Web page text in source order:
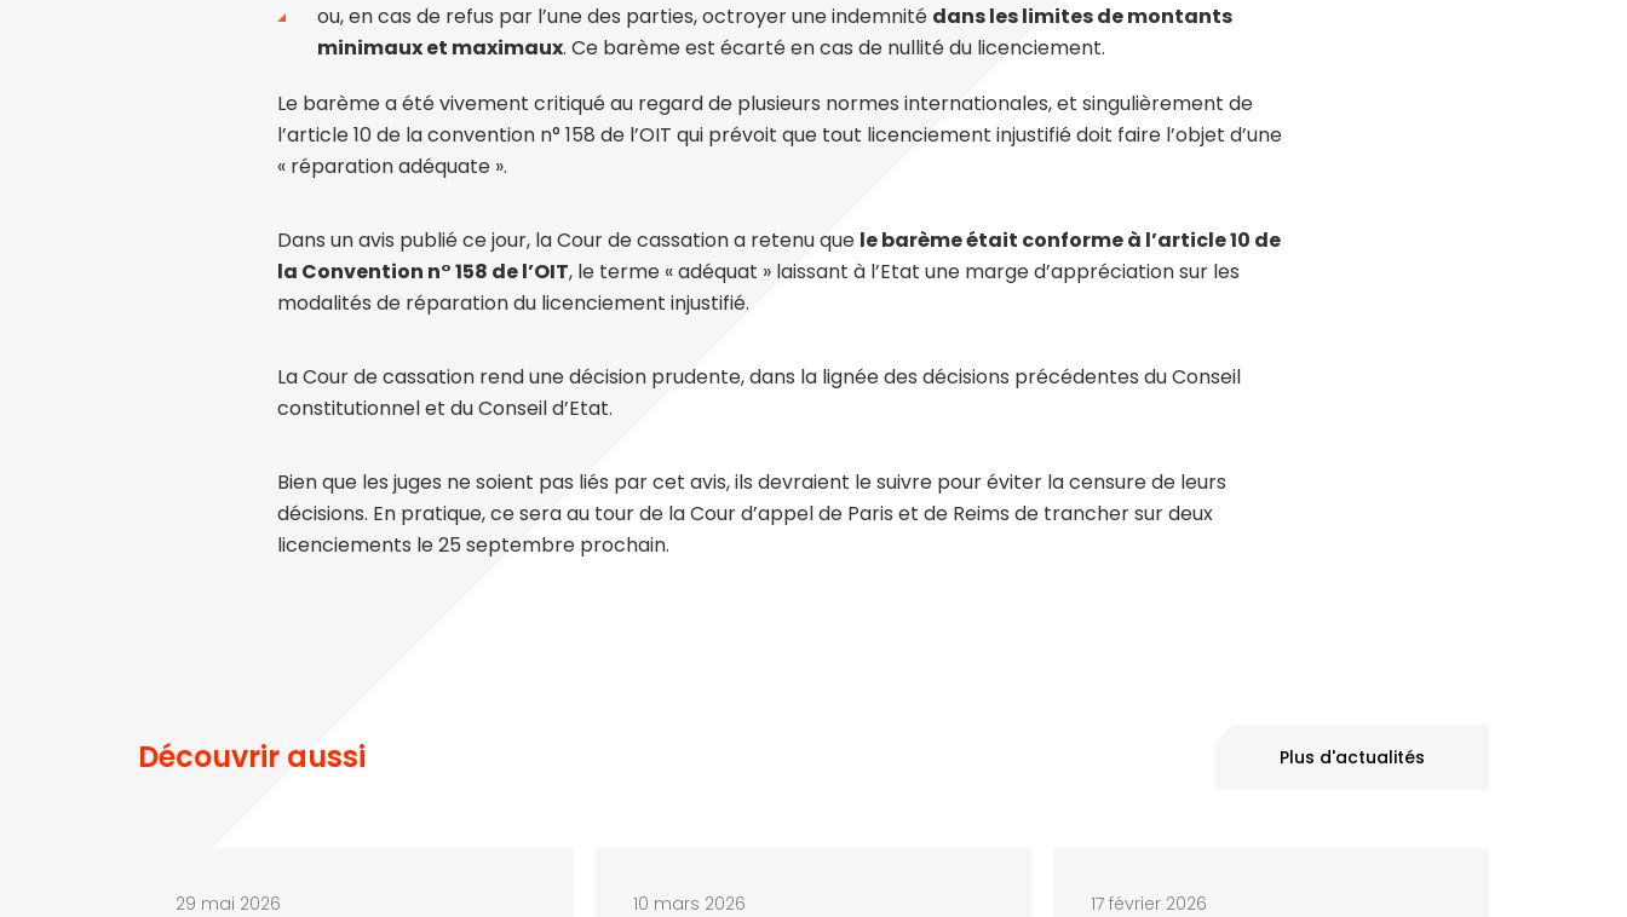
ou, en cas de refus par l’une des parties, octroyer une indemnité dans les limites de montants
minimaux et maximaux. Ce barème est écarté en cas de nullité du licenciement.
Le barème a été vivement critiqué au regard de plusieurs normes internationales, et singulièrement de
l’article 10 de la convention n° 158 de l’OIT qui prévoit que tout licenciement injustifié doit faire l’objet d’une
« réparation adéquate ».
Dans un avis publié ce jour, la Cour de cassation a retenu que le barème était conforme à l’article 10 de
la Convention n° 158 de l’OIT, le terme « adéquat » laissant à l’Etat une marge d’appréciation sur les
modalités de réparation du licenciement injustifié.
La Cour de cassation rend une décision prudente, dans la lignée des décisions précédentes du Conseil
constitutionnel et du Conseil d’Etat.
Bien que les juges ne soient pas liés par cet avis, ils devraient le suivre pour éviter la censure de leurs
décisions. En pratique, ce sera au tour de la Cour d’appel de Paris et de Reims de trancher sur deux
licenciements le 25 septembre prochain.
Découvrir aussi Plus d'actualités
29 mai 2026 10 mars 2026 17 février 2026